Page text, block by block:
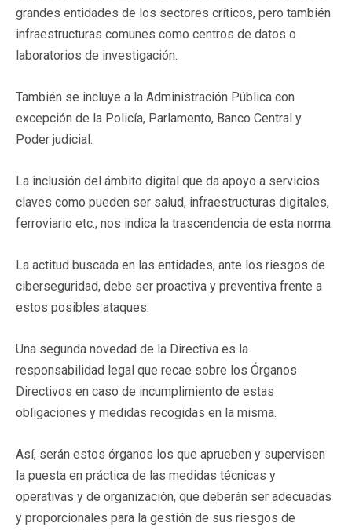
grandes entidades de los sectores críticos, pero también
infraestructuras comunes como centros de datos o
laboratorios de investigación.
También se incluye a la Administración Pública con
excepción de la Policía, Parlamento, Banco Central y
Poder judicial.
La inclusión del ámbito digital que da apoyo a servicios
claves como pueden ser salud, infraestructuras digitales,
ferroviario etc., nos indica la trascendencia de esta norma.
La actitud buscada en las entidades, ante los riesgos de
ciberseguridad, debe ser proactiva y preventiva frente a
estos posibles ataques.
Una segunda novedad de la Directiva es la
responsabilidad legal que recae sobre los Órganos
Directivos en caso de incumplimiento de estas
obligaciones y medidas recogidas en la misma.
Así, serán estos órganos los que aprueben y supervisen
la puesta en práctica de las medidas técnicas y
operativas y de organización, que deberán ser adecuadas
y proporcionales para la gestión de sus riesgos de